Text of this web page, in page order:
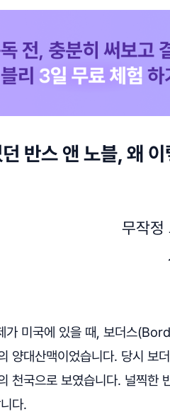
반스 앤 노블, 왜
무작정
가 미국에 있을 때, 보더스
양대산맥이었습니다. 당시 보
천국으로 보였습니다. 널찍한
다.